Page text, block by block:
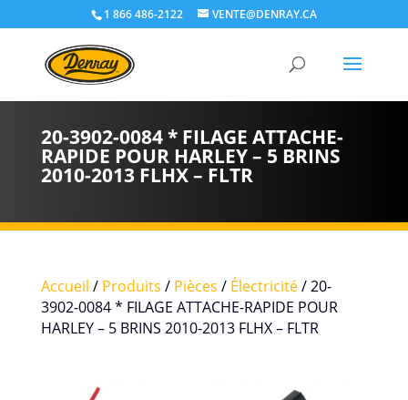
1 866 486-2122 VENTE@DENRAY.CA
20-3902-0084 * FILAGE ATTACHE-
RAPIDE POUR HARLEY – 5 BRINS
2010-2013 FLHX – FLTR
Accueil / Produits / Pièces / Électricité/ 20-
3902-0084 * FILAGE ATTACHE-RAPIDE POUR
HARLEY – 5 BRINS 2010-2013 FLHX – FLTR